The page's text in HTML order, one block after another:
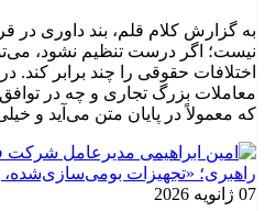
به گزارش کلام قلم، بند داوری در
نیست؛ اگر درست تنظیم نشود،
اختلافات حقوقی را چند برابر کند.
معاملات بزرگ تجاری و چه در
که معمولاً در پایان متن می‌آید و
07 ژانویه 2026